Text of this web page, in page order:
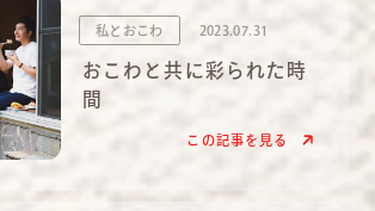
私とおこわ 2023.07.31
おこわと共に彩られた時
間
この記事を見る